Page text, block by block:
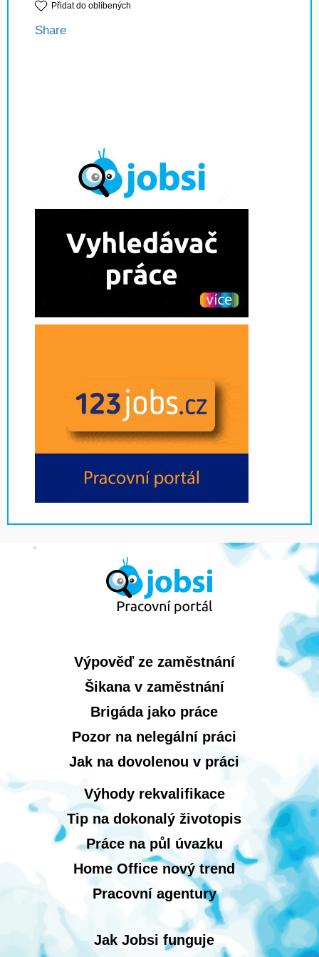
Přidat do oblíbených
Share
Výpověď ze zaměstnání
Šikana v zaměstnání
Brigáda jako práce
Pozor na nelegální práci
Jak na dovolenou v práci
Výhody rekvalifikace
Tip na dokonalý životopis
Práce na půl úvazku
Home Office nový trend
Pracovní agentury
Jak Jobsi funguje